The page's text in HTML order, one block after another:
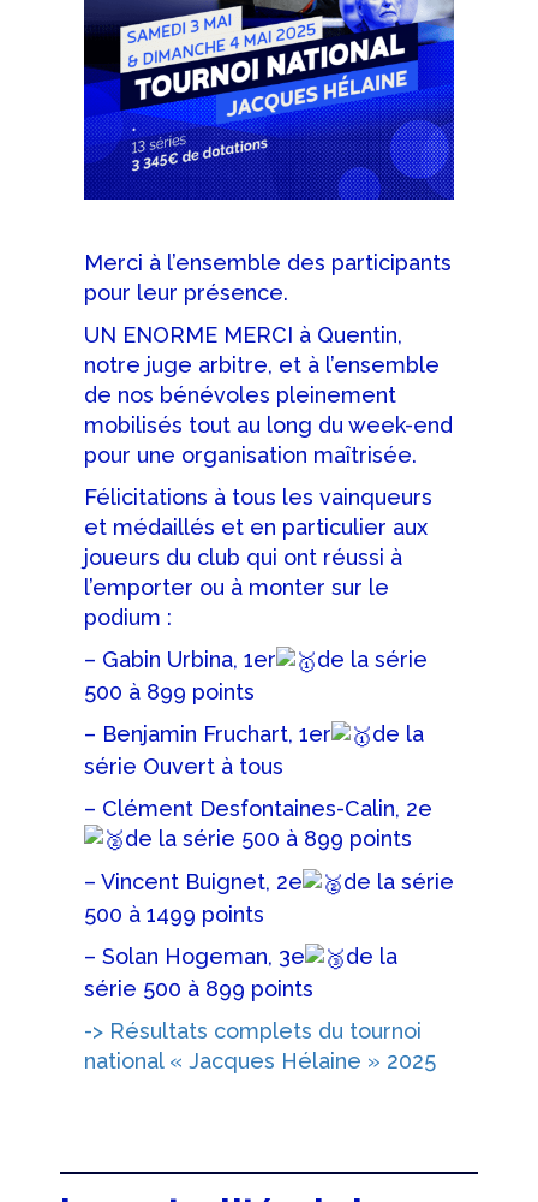
Merci à l’ensemble des participants
pour leur présence.
UN ENORME MERCI à Quentin,
notre juge arbitre, et à l’ensemble
de nos bénévoles pleinement
mobilisés tout au long du week-end
pour une organisation maîtrisée.
Félicitations à tous les vainqueurs
et médaillés et en particulier aux
joueurs du club qui ont réussi à
l’emporter ou à monter sur le
podium :
– Gabin Urbina, 1er
de la série
500 à 899 points
– Benjamin Fruchart, 1er
de la
série Ouvert à tous
– Clément Desfontaines-Calin, 2e
de la série 500 à 899 points
– Vincent Buignet, 2e
de la série
500 à 1499 points
– Solan Hogeman, 3e
de la
série 500 à 899 points
-> Résultats complets du tournoi
national « Jacques Hélaine » 2025